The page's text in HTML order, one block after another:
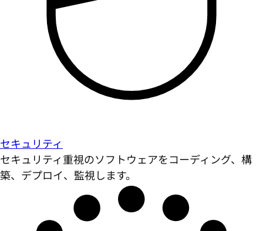
セキュリティ
セキュリティ重視のソフトウェアをコーディング、構
築、デプロイ、監視します。